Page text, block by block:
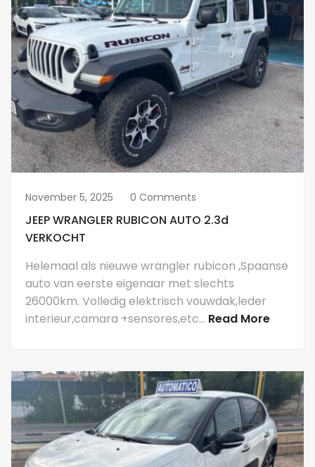
November 5, 2025 0 Comments
JEEP WRANGLER RUBICON AUTO 2.3d
VERKOCHT
Helemaal als nieuwe wrangler rubicon ,Spaanse
auto van eerste eigenaar met slechts
26000km. Volledig elektrisch vouwdak,leder
interieur,camara +sensores,etc… Read More